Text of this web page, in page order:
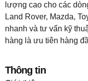
lượng cao cho các
Land Rover, Mazda,
nhanh và tư vấn kỹ
hàng là ưu tiên hàng
Thông tin